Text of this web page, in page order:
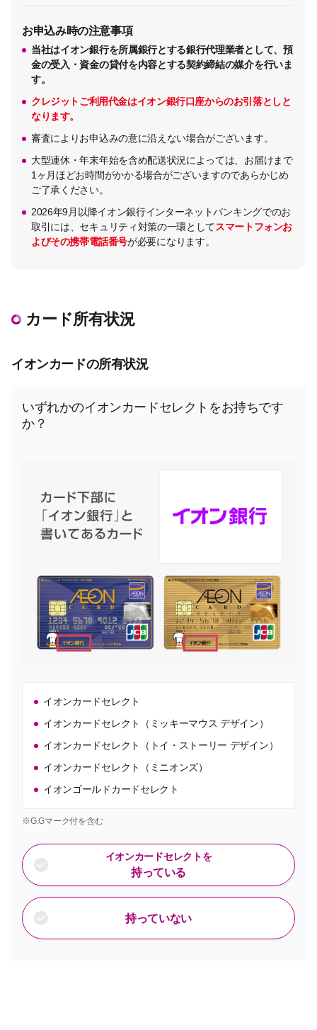
お申込み時の注意事項
当社はイオン銀行を所属銀行とする銀行代理業者として、預
金の受入・資金の貸付を内容とする契約締結の媒介を行いま
す。
クレジットご利用代金はイオン銀行口座からのお引落としと
なります。
審査によりお申込みの意に沿えない場合がございます。
大型連休・年末年始を含め配送状況によっては、お届けまで
1ヶ月ほどお時間がかかる場合がございますのであらかじめ
ご了承ください。
2026年9月以降イオン銀行インターネットバンキングでのお
取引には、セキュリティ対策の一環としてスマートフォンお
よびその携帯電話番号が必要になります。
カード所有状況
イオンカードの所有状況
いずれかのイオンカードセレクトをお持ちです
か？
イオンカードセレクト
イオンカードセレクト（ミッキーマウス デザイン）
イオンカードセレクト（トイ・ストーリー デザイン）
イオンカードセレクト（ミニオンズ）
イオンゴールドカードセレクト
※G.Gマーク付を含む
イオンカードセレクトを
持っている
持っていない